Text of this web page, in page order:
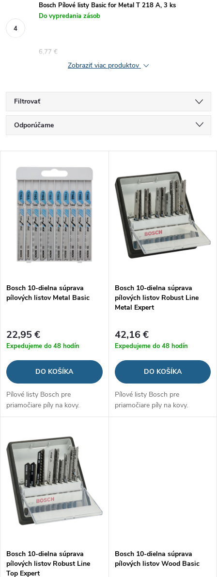
Bosch Pílové listy Basic for Metal T 218 A, 3 ks
Do vypredania zásob
6,77 €
Zobraziť viac produktov
Filtrovať
R
a
d
p
o
d
u
k
t
o
v
Odporúčame
Najpredávanejšie
Abecedne
V
p
r
o
d
u
k
o
v
Bosch 10-dielna súprava
pílových listov Metal Basic
22,95 €
Expedujeme do 48 hodín
DO KOŠÍKA
Pílové listy Bosch pre
priamočiare píly na kovy.
Bosch 10-dielna súprava
pílových listov Robust Line
Metal Expert
42,16 €
Expedujeme do 48 hodín
DO KOŠÍKA
Pílové listy Bosch pre
priamočiare píly na kovy.
Bosch 10-dielna súprava
pílových listov Robust Line
Top Expert
Bosch 10-dielna súprava
pílových listov Wood Basic